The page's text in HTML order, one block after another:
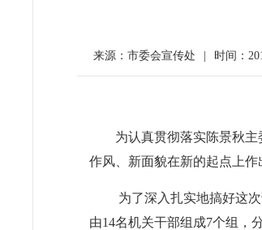
来源：市委会宣传处 时间：
为认真贯彻落实陈景秋
作风、新面貌在新的起点上作
为了深入扎实地搞好这
由14名机关干部组成7个组，